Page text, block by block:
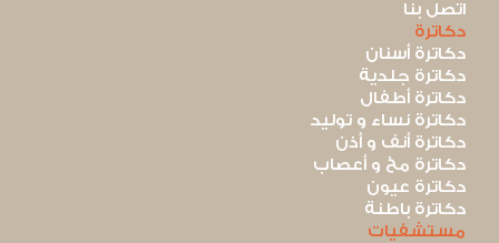
اتصل بنا
دكاترة
دكاترة أسنان
دكاترة جلدية
دكاترة أطفال
دكاترة نساء و توليد
دكاترة أنف و أذن
دكاترة مخ و أعصاب
دكاترة عيون
دكاترة باطنة
مستشفيات